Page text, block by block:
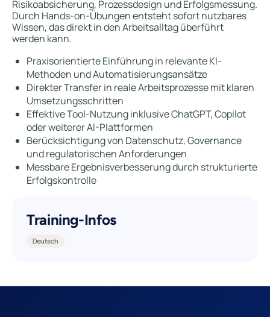
Risikoabsicherung, Prozessdesign und Erfolgsmessung.
Durch Hands-on-Übungen entsteht sofort nutzbares
Wissen, das direkt in den Arbeitsalltag überführt
werden kann.
Praxisorientierte Einführung in relevante KI-
Methoden und Automatisierungsansätze
Direkter Transfer in reale Arbeitsprozesse mit klaren
Umsetzungsschritten
Effektive Tool-Nutzung inklusive ChatGPT, Copilot
oder weiterer AI-Plattformen
Berücksichtigung von Datenschutz, Governance
und regulatorischen Anforderungen
Messbare Ergebnisverbesserung durch strukturierte
Erfolgskontrolle
Training-Infos
Deutsch